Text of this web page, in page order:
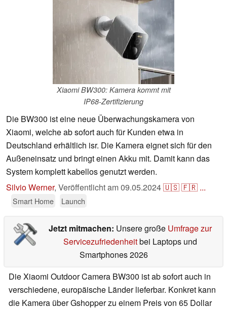
Xiaomi BW300: Kamera kommt mit
IP68-Zertifizierung
Die BW300 ist eine neue Überwachungskamera von
Xiaomi, welche ab sofort auch für Kunden etwa in
Deutschland erhältlich isr. Die Kamera eignet sich für den
Außeneinsatz und bringt einen Akku mit. Damit kann das
System komplett kabellos genutzt werden.
Silvio Werner, Veröffentlicht am09.05.2024🇺🇸🇫🇷 ...
Smart Home Launch
Jetzt mitmachen: Unsere große Umfrage zur
Servicezufriedenheitbei Laptops und
Smartphones 2026
Die Xiaomi Outdoor Camera BW300 ist ab sofort auch in
verschiedene, europäische Länder lieferbar. Konkret kann
die Kamera über Gshopper zu einem Preis von 65 Dollar